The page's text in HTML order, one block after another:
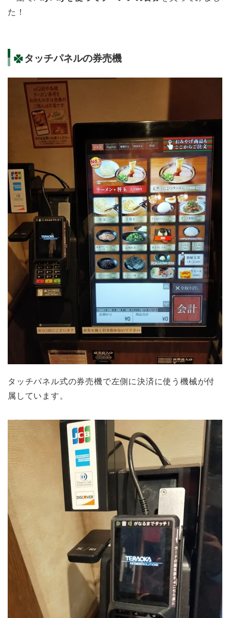
た！
タッチパネルの券売機
タッチパネル式の券売機で左側に決済に使う機械が付
属しています。